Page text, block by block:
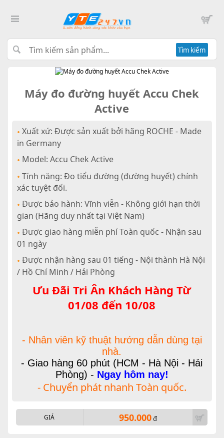
Tìm kiếm
Máy đo đường huyết Accu Chek
Active
• Xuất xứ: Được sản xuất bởi hãng ROCHE - Made
in Germany
• Model: Accu Chek Active
• Tính năng: Đo tiểu đường (đường huyết) chính
xác tuyệt đối.
• Được bảo hành: Vĩnh viễn - Không giới hạn thời
gian (Hãng duy nhất tại Việt Nam)
• Được giao hàng miễn phí Toàn quốc - Nhận sau
01 ngày
• Được nhận hàng sau 01 tiếng - Nội thành Hà Nội
/ Hồ Chí Minh / Hải Phòng
Ưu Đãi Tri Ân Khách Hàng Từ
01/08 đến 10/08
- Nhân viên kỹ thuật hướng dẫn dùng tại
nhà.
- Giao hàng 60 phút (HCM - Hà Nội - Hải
Phòng) - Ngay hôm nay!
- Chuyển phát nhanh Toàn quốc.
GIÁ 950.000đ